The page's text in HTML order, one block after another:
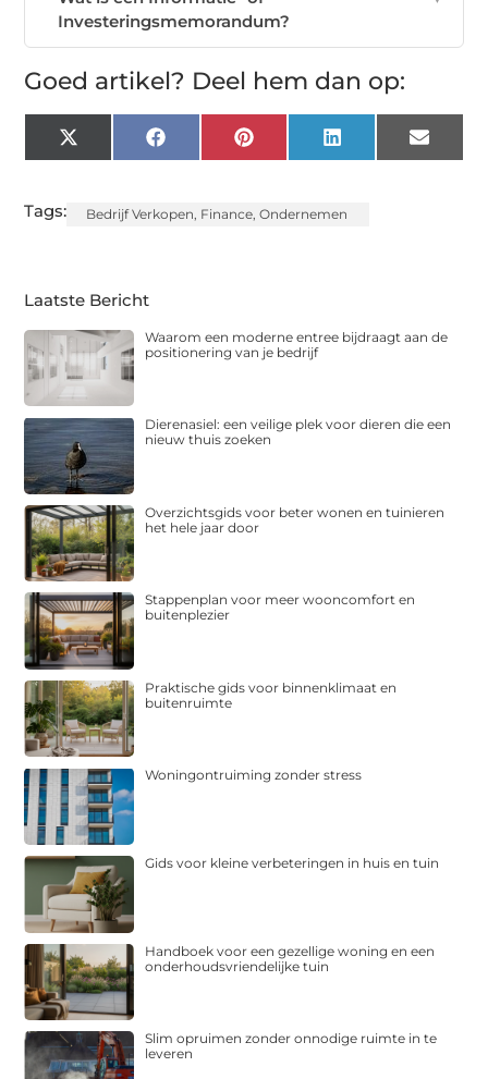
Investeringsmemorandum?
Goed artikel? Deel hem dan op:
X
(Twitter)
FacebookPinterest LinkedIn Email
Tags: Bedrijf Verkopen Finance ,Ondernemen
Laatste Bericht
Waarom een moderne entree bijdraagt aan de
positionering van je bedrijf
Dierenasiel: een veilige plek voor dieren die een
nieuw thuis zoeken
Overzichtsgids voor beter wonen en tuinieren
het hele jaar door
Stappenplan voor meer wooncomfort en
buitenplezier
Praktische gids voor binnenklimaat en
buitenruimte
Woningontruiming zonder stress
Gids voor kleine verbeteringen in huis en tuin
Handboek voor een gezellige woning en een
onderhoudsvriendelijke tuin
Slim opruimen zonder onnodige ruimte in te
leveren